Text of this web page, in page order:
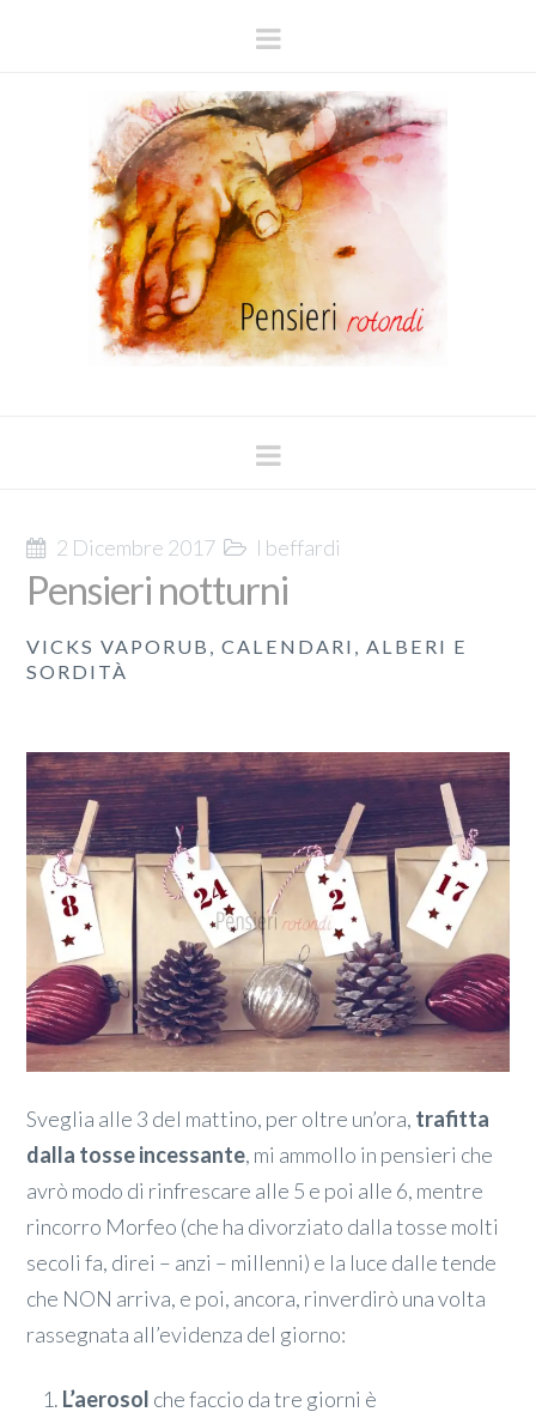
Navigation
Navigation
2 Dicembre 2017 I beffardi
Pensieri notturni
VICKS VAPORUB, CALENDARI, ALBERI E
SORDITÀ
Sveglia alle 3 del mattino, per oltre un’ora, trafitta
dalla tosse incessante, mi ammollo in pensieri che
avrò modo di rinfrescare alle 5 e poi alle 6, mentre
rincorro Morfeo (che ha divorziato dalla tosse molti
secoli fa, direi – anzi – millenni) e la luce dalle tende
che NON arriva, e poi, ancora, rinverdirò una volta
rassegnata all’evidenza del giorno:
L’aerosol che faccio da tre giorni è